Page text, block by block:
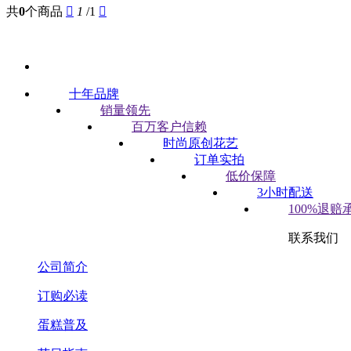
共0个商品  1 /1 
十年品牌
销量领先
百万客户信赖
时尚原创花艺
订单实拍
低价保障
3小时配送
100%退赔
联系我们
公司简介
订购必读
蛋糕普及